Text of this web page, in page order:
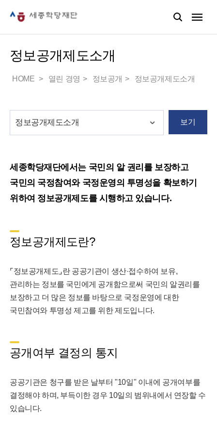
정보공개제도소개
HOME 열린 경영 정보공개 정보공개제도소개
보기
세종학당재단에서는 국민의 알 권리를 보장하고
국민의 국정참여와 국정운영의 투명성을 확보하기
위하여 정보공개제도를 시행하고 있습니다.
정보공개제도란?
⌜정보공개제도⌟란 공공기관이 생산·접수하여 보유,
관리하는 정보를 국민에게 공개함으로써 국민의 알권리를
보장하고 더 많은 정보를 바탕으로 국정운영에 대한
국민참여와 투명성 제고를 위한 제도입니다.
공개여부 결정의 통지
공공기관은 청구를 받은 날부터 "10일" 이내에 공개여부를
결정해야 하며, 부득이한 경우 10일의 범위내에서 연장할 수
있습니다.